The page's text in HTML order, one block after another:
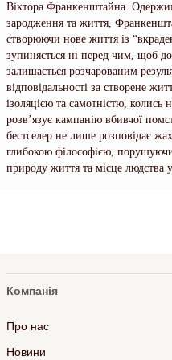
Віктора Франкенштайна.
зародження та життя,
створюючи нове життя із
зупиняється ні перед чим, щоб
залишається розчарованим
відповідальності за створене
ізоляцією та самотністю, колись
розв’язує кампанію вбивчої
бестселер не лише розповідає
глибокою філософією,
природу життя та місце людства
Компанія
Про нас
Новини